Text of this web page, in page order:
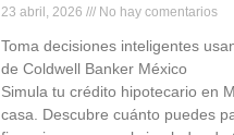
23 abril, 2026 No hay comentarios
Toma decisiones inteligentes
de Coldwell Banker México
Simula tu crédito hipotecario en
casa. Descubre cuánto puedes